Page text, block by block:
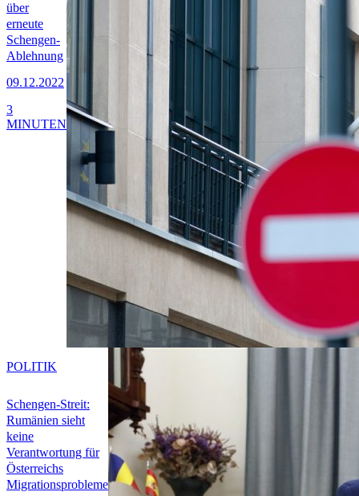
über
erneute
Schengen-
Ablehnung
09.12.2022
3
MINUTEN
Schengen-Streit:
Rumänien sieht
keine
Verantwortung für
Österreichs
Migrationsprobleme
POLITIK